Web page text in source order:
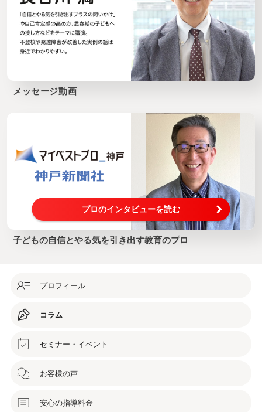
メッセージ動画
プロのインタビューを読む
子どもの自信とやる気を引き出す教育のプロ
プロフィール
コラム
セミナー・イベント
お客様の声
安心の指導料金